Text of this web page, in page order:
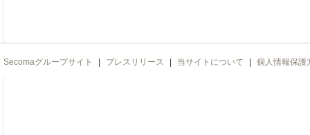
Secomaグループサイト プレスリリース 当サイトについて 個人情報保護